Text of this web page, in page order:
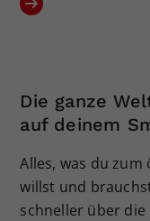
Die ganze
auf deinem
Alles, was du
willst und
schneller über die